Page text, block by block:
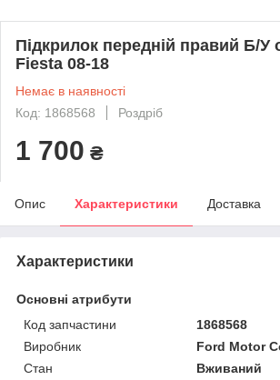
Підкрилок передній правий Б/У
Fiesta 08-18
Немає в наявності
Код: 1868568
Роздріб
1 700 ₴
Опис Характеристики Доставка
Характеристики
Основні атрибути
Код запчастини
1868568
Виробник
Ford Motor
Стан
Вживаний